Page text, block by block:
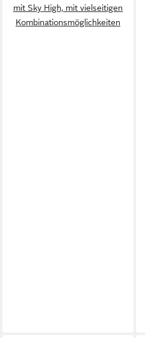
mit Sky High, mit vielseitigen
Kombinationsmöglichkeiten